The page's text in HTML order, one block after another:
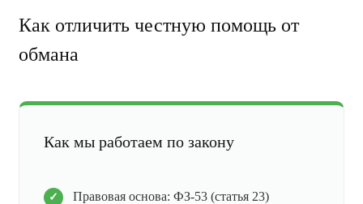
Как отличить честную помощь от
обмана
Как мы работаем по закону
Правовая основа: ФЗ-53 (статья 23)